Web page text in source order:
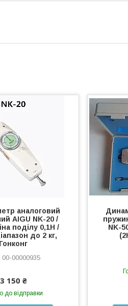
аналоговий
AIGU NK-20 /
поділу 0,1Н /
до 2 кг,
Гонконг
00-00000935
3 150 ₴
до відправки
NK-